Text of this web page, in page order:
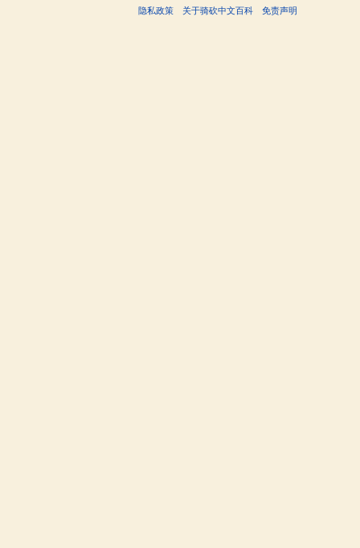
隐私政策 关于骑砍中文百科 免责声明